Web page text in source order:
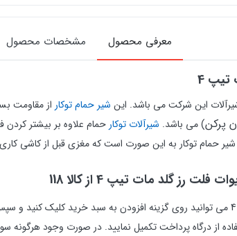
معرفی محصول مشخصات محصول
4
شیر حمام توکار از مقاومت
پرکن) می باشد. شیرآلات توکار حمام علاوه بر بیشتر
حمام توکار به این صورت است که مغزی قبل از کاشی
فلت رز گلد مات تیپ 4 از کالا 118
برای خرید شیرآلات حمام توکار راسان مدل ویوات فلت رز گلد مات تیپ 4 می توانید
پرداخت تکمیل نمایید. در صورت وجود هرگونه سوال می توانید